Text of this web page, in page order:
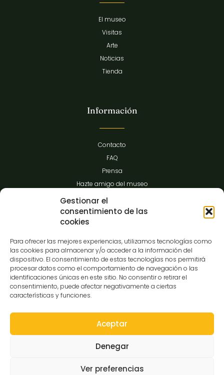
Gestionar el
consentimiento de las
cookies
Para ofrecer las mejores experiencias, utilizamos tecnologías como
las cookies para almacenar y/o acceder a la información del
dispositivo. El consentimiento de estas tecnologías nos permitirá
procesar datos como el comportamiento de navegación o las
identificaciones únicas en este sitio. No consentir o retirar el
consentimiento, puede afectar negativamente a ciertas
características y funciones.
Aceptar
Denegar
Ver preferencias
El museo
Visitas
Arte
Noticias
Tienda
Información
Contacto
FAQ
Prensa
Hazte amigo del museo
Transparencia
C/Gibraltar,14
37008-Salamanca